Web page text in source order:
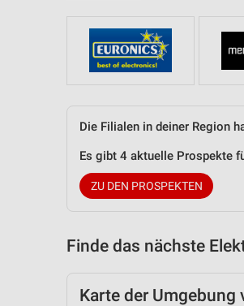
Die Filialen in deiner Region
Es gibt 4 aktuelle Prospekte
ZU DEN PROSPEKTEN
Finde das nächste
Karte der Umgebung